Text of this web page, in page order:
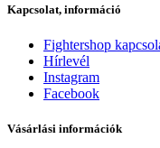
Kapcsolat, információ
Fightershop
Hírlevél
Instagram
Facebook
Vásárlási információk